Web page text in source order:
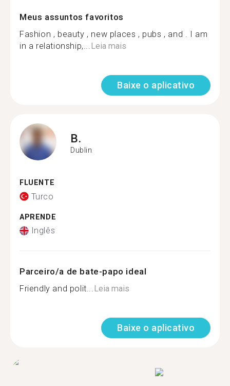
Meus assuntos favoritos
Fashion , beauty , new places , pubs , and . I am
in a relationship,...Leia mais
Baixe o aplicativo
B.
Dublin
FLUENTE
Turco
APRENDE
Inglês
Parceiro/a de bate-papo ideal
Friendly and polit...Leia mais
Baixe o aplicativo